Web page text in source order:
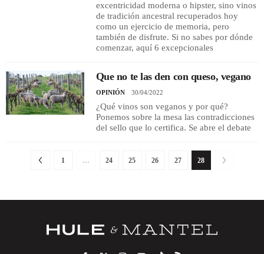
excentricidad moderna o hipster, sino vinos
de tradición ancestral recuperados hoy
como un ejercicio de memoria, pero
también de disfrute. Si no sabes por dónde
comenzar, aquí 6 excepcionales
Que no te las den con queso, vegano
OPINIÓN 30/04/2022
¿Qué vinos son veganos y por qué?
Ponemos sobre la mesa las contradicciones
del sello que lo certifica. Se abre el debate
1 … 24 25 26 27 28